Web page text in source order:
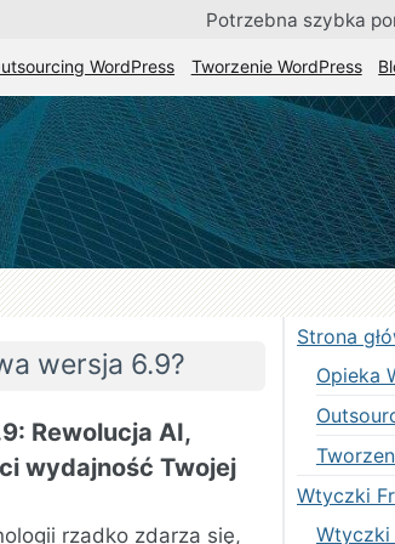
Potrzebna szybka
WordPress
WordPress Tworzenie WordPress
wersja 6.9?
Rewolucja AI,
wydajność Twojej
rzadko zdarza się,
Strona
Opieka
Wtyczki
Wtyczki